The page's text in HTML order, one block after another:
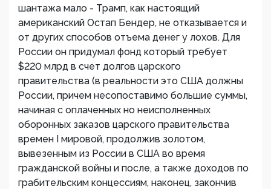
шантажа мало - Трамп, как настоящий
американский Остап Бендер, не отказывается и
от других способов отъема денег у лохов. Для
России он придумал фонд который требует
$220 млрд в счет долгов царского
правительства (в реальности это США должны
России, причем несопоставимо большие суммы,
начиная с оплаченных но неисполненных
оборонных заказов царского правительства
времен I мировой, продолжив золотом,
вывезенным из России в США во время
гражданской войны и после, а также доходов по
грабительским концессиям, наконец, закончив